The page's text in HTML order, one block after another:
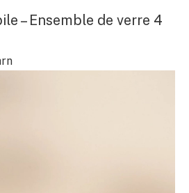
– Ensemble de verre 4